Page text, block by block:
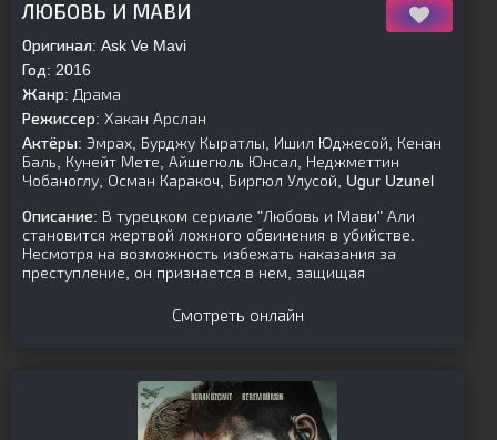
ЛЮБОВЬ И МАВИ
Оригинал: Ask Ve Mavi
Год: 2016
Жанр: Драма
Режиссер: Хакан Арслан
Актёры: Эмрах, Бурджу Кыратлы, Ишил Юджесой, Кенан
Баль, Кунейт Мете, Айшегюль Юнсал, Неджметтин
Чобаноглу, Осман Каракоч, Биргюл Улусой, Ugur Uzunel
Описание: В турецком сериале "Любовь и Мави" Али
становится жертвой ложного обвинения в убийстве.
Несмотря на возможность избежать наказания за
преступление, он признается в нем, защищая
Смотреть онлайн